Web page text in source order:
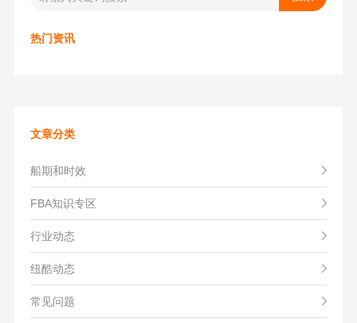
热门资讯
文章分类
船期和时效
FBA知识专区
行业动态
纽酷动态
常见问题